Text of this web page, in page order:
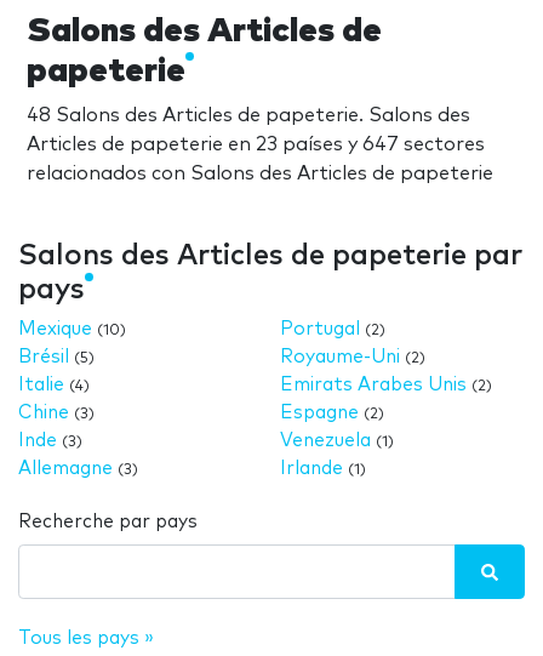
Salons des Articles de
papeterie
48 Salons des Articles de papeterie. Salons des
Articles de papeterie en 23 países y 647 sectores
relacionados con Salons des Articles de papeterie
Salons des Articles de papeterie par
pays
Mexique (10)
Brésil (5)
Italie (4)
Chine (3)
Inde (3)
Allemagne (3)
Portugal (2)
Royaume-Uni (2)
Emirats Arabes Unis (2)
Espagne (2)
Venezuela (1)
Irlande (1)
Recherche par pays
Tous les pays »